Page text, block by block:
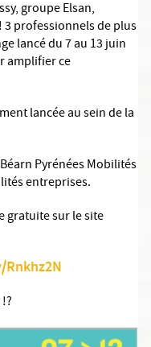
groupe Elsan,
3 professionnels de plus
lancé du 7 au 13 juin
amplifier ce
lancée au sein de la
Pyrénées Mobilités
entreprises.
gratuite sur le site